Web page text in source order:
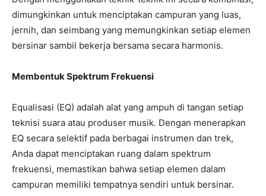
dimungkinkan untuk menciptakan campuran yang luas,
jernih, dan seimbang yang memungkinkan setiap elemen
bersinar sambil bekerja bersama secara harmonis.
Membentuk Spektrum Frekuensi
Equalisasi (EQ) adalah alat yang ampuh di tangan setiap
teknisi suara atau produser musik. Dengan menerapkan
EQ secara selektif pada berbagai instrumen dan trek,
Anda dapat menciptakan ruang dalam spektrum
frekuensi, memastikan bahwa setiap elemen dalam
campuran memiliki tempatnya sendiri untuk bersinar.